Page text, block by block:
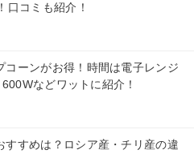
口コミも紹介！
コーンがお得！時間は電子レンジ
などワットに紹介！
すすめは？ロシア産・チリ産の違